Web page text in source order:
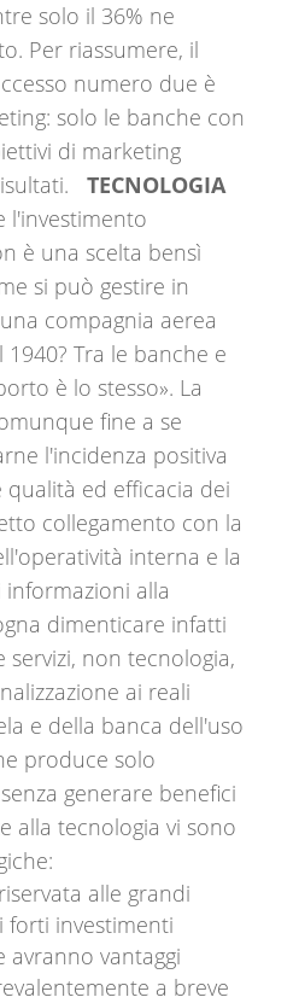
solo il 36% ne
Per riassumere, il
numero due è
solo le banche con
di marketing
TECNOLOGIA
l'investimento
è una scelta bensì
si può gestire in
compagnia aerea
Tra le banche e
è lo stesso». La
fine a se
l'incidenza positiva
ed efficacia dei
collegamento con la
interna e la
alla
dimenticare infatti
servizi, non tecnologia,
ai reali
e della banca dell'uso
produce solo
generare benefici
alla tecnologia vi sono
alle grandi
forti investimenti
avranno vantaggi
a breve